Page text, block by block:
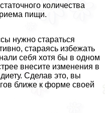
количества
пищи.
нужно стараться
стараясь избежать
себя хотя бы в одном
внесите изменения в
Сделав это, вы
ближе к форме своей